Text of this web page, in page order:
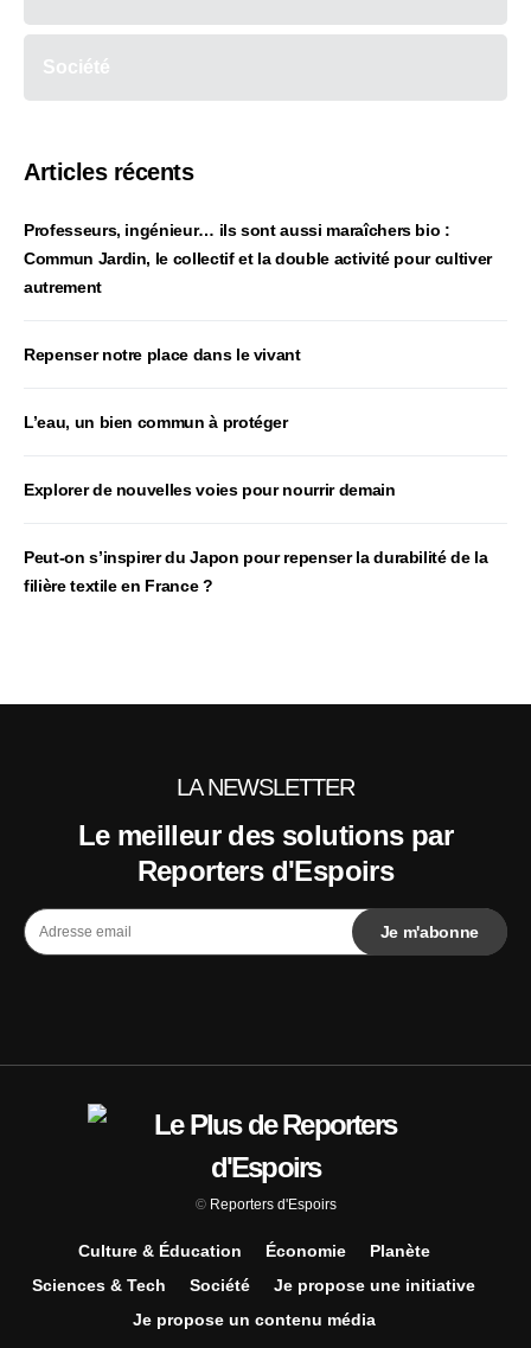
Société
Articles récents
Professeurs, ingénieur… ils sont aussi maraîchers bio :
Commun Jardin, le collectif et la double activité pour cultiver
autrement
Repenser notre place dans le vivant
L’eau, un bien commun à protéger
Explorer de nouvelles voies pour nourrir demain
Peut‑on s’inspirer du Japon pour repenser la durabilité de la
filière textile en France ?
LA NEWSLETTER
Le meilleur des solutions par
Reporters d'Espoirs
© Reporters d'Espoirs
Culture & Éducation Économie
Planète
Sciences & Tech
Société
Je propose une initiative
Je propose un contenu média